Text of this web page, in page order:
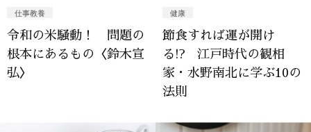
仕事教養
令和の米騒動！ 問題の
根本にあるもの〈鈴木宣
弘〉
健康
節食すれば運が開け
る!? 江戸時代の観相
家・水野南北に学ぶ10の
法則